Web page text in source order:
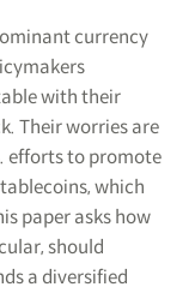
currency
with their
Their worries are
efforts to promote
which
paper asks how
should
a diversified